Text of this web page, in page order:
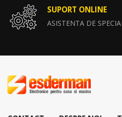
SUPORT ONLINE
ASISTENTA DE